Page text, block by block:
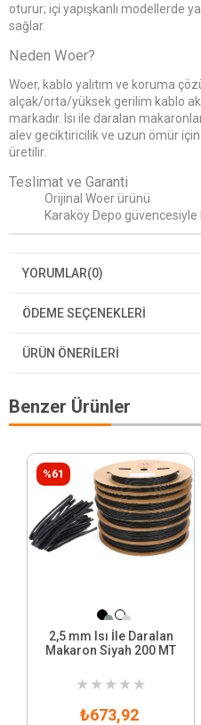
oturur; içi yapışkanlı modellerde
sağlar.
Neden Woer?
Woer, kablo yalıtım ve koruma
alçak/orta/yüksek gerilim kablo
markadır. Isı ile daralan
alev geciktiricilik ve uzun ömür
üretilir.
Teslimat ve Garanti
Orijinal Woer ürünü
Karaköy Depo güvencesiyle
YORUMLAR(0)
ÖDEME SEÇENEKLERI
ÜRÜN ÖNERILERI
Benzer Ürünler
2,5 mm Isı İle Daralan
Makaron Siyah 200 MT
★ ★ ★ ★ ★
₺673,92
%61